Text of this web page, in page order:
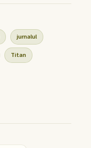
jurnalul
Titan